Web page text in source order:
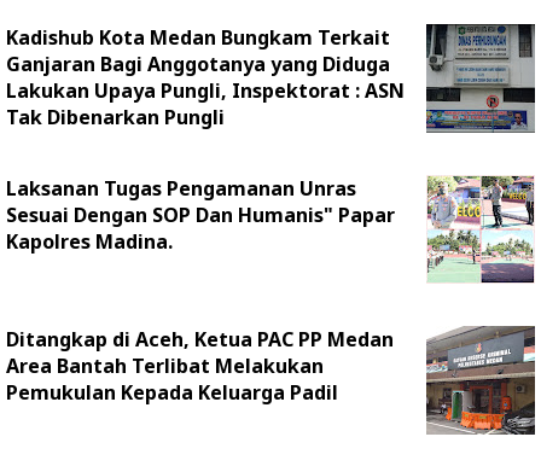
Kadishub Kota Medan Bungkam Terkait
Ganjaran Bagi Anggotanya yang Diduga
Lakukan Upaya Pungli, Inspektorat : ASN
Tak Dibenarkan Pungli
Laksanan Tugas Pengamanan Unras
Sesuai Dengan SOP Dan Humanis" Papar
Kapolres Madina.
Ditangkap di Aceh, Ketua PAC PP Medan
Area Bantah Terlibat Melakukan
Pemukulan Kepada Keluarga Padil